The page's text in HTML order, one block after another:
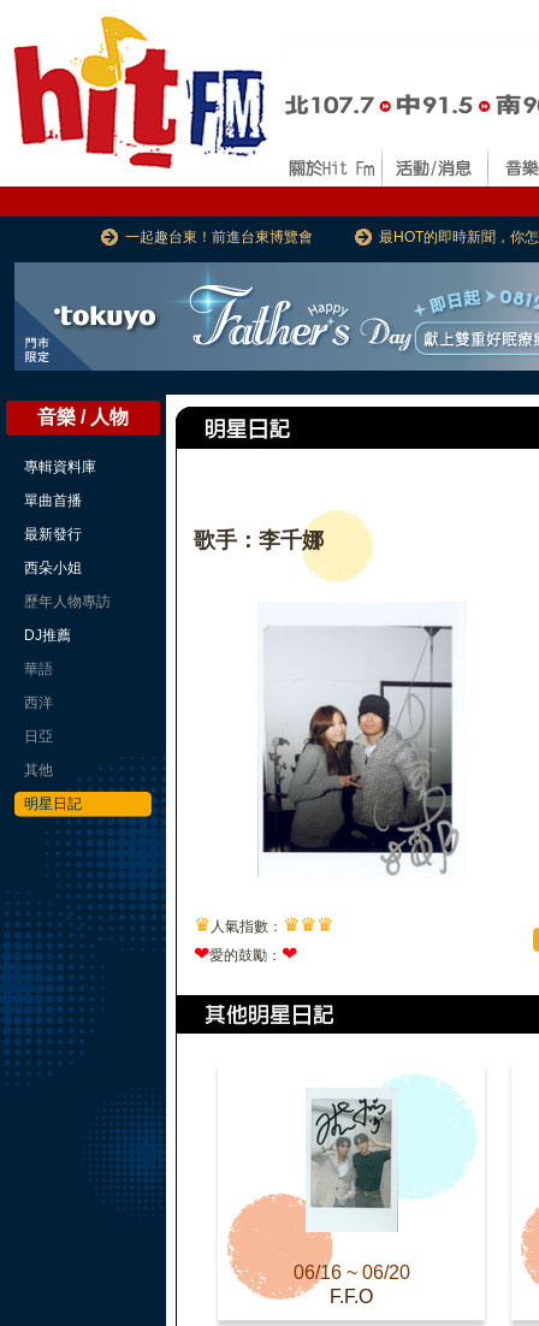
一起趣台東！前進台東博覽會 最HOT的即時新聞，你
音樂 / 人物
專輯資料庫
單曲首播
最新發行
西朵小姐
歷年人物專訪
DJ推薦
華語
西洋
日亞
其他
明星日記
歌手：李千娜
♛ 人氣指數： ♛♛♛
❤愛的鼓勵： ❤
06/16 ~ 06/20
F.F.O